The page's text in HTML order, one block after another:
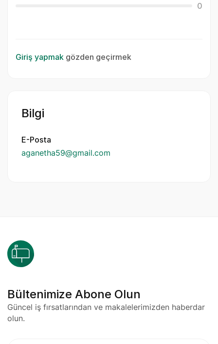
0
Giriş yapmak gözden geçirmek
Bilgi
E-Posta
aganetha59@gmail.com
Bültenimize Abone Olun
Güncel iş fırsatlarından ve makalelerimizden haberdar
olun.